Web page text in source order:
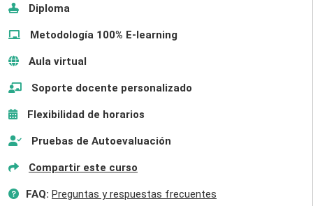
Diploma
Metodología 100% E-learning
Aula virtual
Soporte docente personalizado
Flexibilidad de horarios
Pruebas de Autoevaluación
Compartir este curso
FAQ: Preguntas y respuestas frecuentes